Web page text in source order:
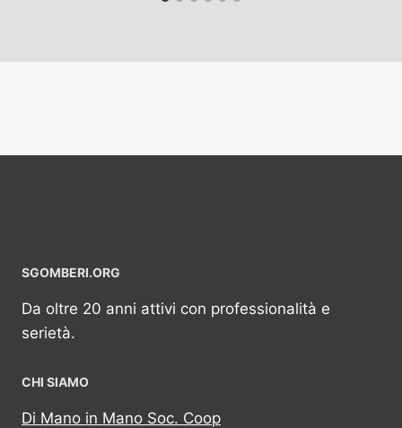
SGOMBERI.ORG
Da oltre 20 anni attivi con professionalità e
serietà.
CHI SIAMO
Di Mano in Mano Soc. Coop